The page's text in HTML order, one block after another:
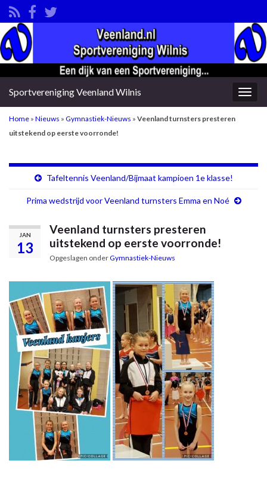
Sportvereniging Veenland Wilnis
Home » Nieuws » Gymnastiek-Nieuws » Veenland turnsters presteren
uitstekend op eerste voorronde!
Tafeltennis Veenland/Bijmaat kampioen 1e klasse!
Prima wedstrijd voor Veenland turnsters Emma en Noé
JAN
13
Veenland turnsters presteren
uitstekend op eerste voorronde!
Opgeslagen onderGymnastiek-Nieuws